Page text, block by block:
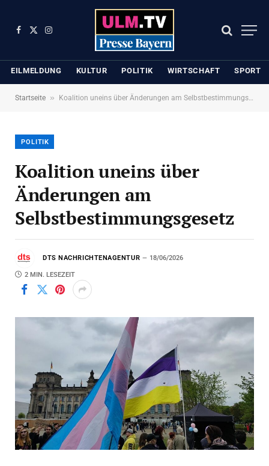
Facebook
X
Instagram
EILMELDUNG KULTUR POLITIK WIRTSCHAFT SPORT
Startseite » Koalition uneins über Änderungen am Selbstbestimmungsgesetz
POLITIK
Koalition uneins über
Änderungen am
Selbstbestimmungsgesetz
DTS NACHRICHTENAGENTUR 18/06/2026
2 MIN. LESEZEIT